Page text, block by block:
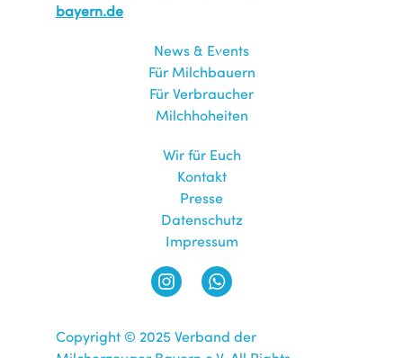
bayern.de
News & Events
Für Milchbauern
Für Verbraucher
Milchhoheiten
Wir für Euch
Kontakt
Presse
Datenschutz
Impressum
Copyright © 2025 Verband der